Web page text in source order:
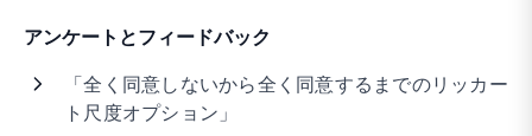
アンケートとフィードバック
「全く同意しないから全く同意するまでのリッカー
ト尺度オプション」